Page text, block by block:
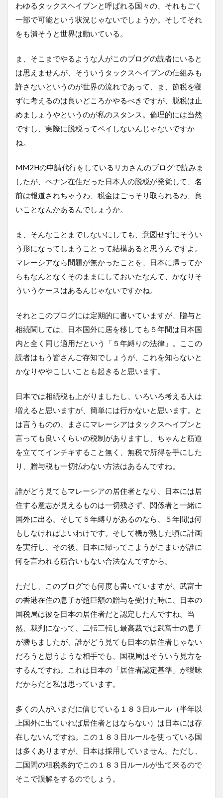
わゆるタックスヘイブンと呼ばれる国々の、それもごく
一部で可能という状況じゃないでしょうか。そしてそれ
をも潰そうと世界は動いている。
ま、そこまでやるような人がこのブログの読者にいると
は思えませんが、そういうタックスヘイブンの仕組みも
許さないというのが世界の流れであって、ま、節税を寝
ずに考えるのは良いどころかやるべきですが、脱税は止
めましょうやというのが私のスタンス。倫理的には当然
ですし、実際に脱税ってペイしないんじゃないですか
ね。
MM2Hの申請代行をしているリカさんのブログで読みま
したが、ペナン在住だった日本人の脱税が発覚して、名
前は報道されちゃうわ、税金はごっそり取られるわ、良
いことなんかあるんでしょうか。
ま、そんなことまでしないにしても、意図せずにそうい
う形になってしまうことって結構あると思うんですよ。
マレーシアなら問題が無かったことを、日本に帰ってか
らもなんとなくそのままにしておいたなんて、かなりそ
ういうケースはあるんじゃないですかね。
それとこのブログには定期的に書いていますが、贈与と
相続関しては、日本国外に居を移しても５年間は日本国
内と全く同じ適用だという「５年縛りの法律」。ここの
読者はもう皆さんご存知でしょうが、これを知らないと
かなりややこしいことも起きると思います。
日本では相続税も上がりましたし、いろいろ考える人は
増えると思いますが、簡単には行かないと思います。と
は言うものの、まさにマレーシアはタックスヘイブンと
言っても良いくらいの税制がありますし、ちゃんと筋道
を立ててインチキすること無く、無税で所得を手にした
り、贈与税も一切払わない方法はあるんですね。
誰がどう見てもマレーシアの居住者となり、日本には居
住する意志が見えるものは一切残さず、関係者と一緒に
国外に出る。そして５年縛りがあるのなら、５年間は何
もしなければよいわけです。そして機が熟した頃に計画
を実行し、その後、日本に帰ってこようがこまいが誰に
何を言われる筋合いもない合法なんですから。
ただし、このブログでも何度も書いていますが、武富士
の香港在住の息子が超巨額の贈与を受けた時に、日本の
国税局は彼を日本の居住者だと認定したんですね。当
然、裁判になって、二転三転し最高裁では武富士の息子
が勝ちましたが、誰がどう見ても日本の居住者じゃない
だろうと思うような相手でも、国税局はそういう見方を
するんですね。これは日本の「居住者認定基準」が曖昧
だからだと私は思っています。
多くの人がいまだに信じている１８３日ルール（半年以
上国外に出ていれば居住者とはならない）は日本には存
在しないんですね。この１８３日ルールを使っている国
は多くありますが、日本は採用していません。ただし、
二国間の租税条約でこの１８３日ルールが出て来るので
そこで誤解をするのでしょう。